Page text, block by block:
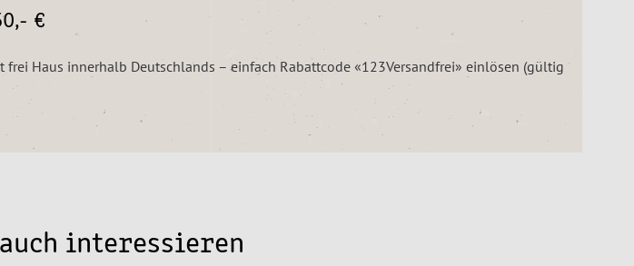
€
Haus innerhalb Deutschlands – einfach Rabattcode «123Versandfrei» einlösen (gültig
interessieren